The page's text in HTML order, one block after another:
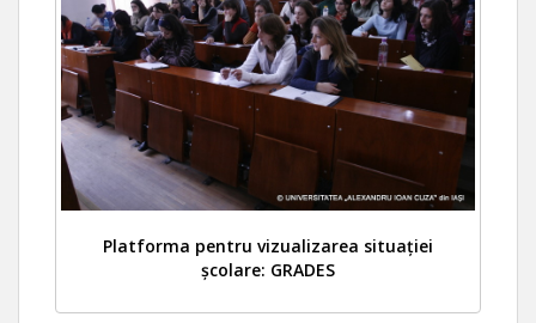
Platforma pentru vizualizarea situației
școlare: GRADES